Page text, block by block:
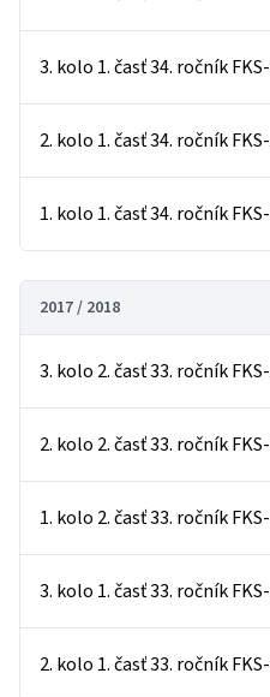
3. kolo 1. časť 34. ročník
2. kolo 1. časť 34. ročník
1. kolo 1. časť 34. ročník
2017 / 2018
3. kolo 2. časť 33. ročník
2. kolo 2. časť 33. ročník
1. kolo 2. časť 33. ročník
3. kolo 1. časť 33. ročník
2. kolo 1. časť 33. ročník